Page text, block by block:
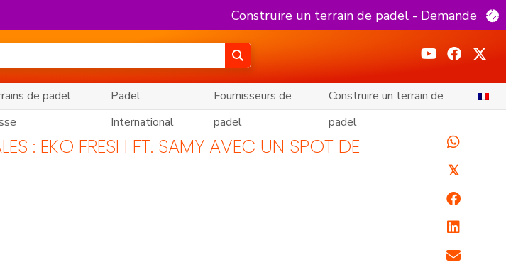
Construire un terrain de padel - Demande
de padel
Padel
International
Fournisseurs de
padel
Construire un terrain de
padel
: EKO FRESH FT. SAMY AVEC UN SPOT DE
𝕏